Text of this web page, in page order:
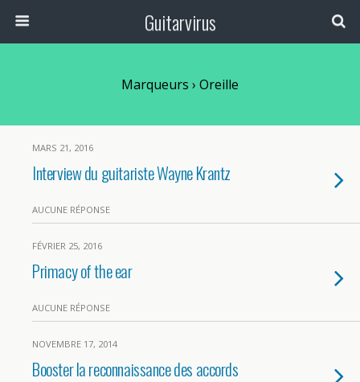
Guitarvirus
Marqueurs › Oreille
MARS 21, 2016
Interview du guitariste Wayne Krantz
AUCUNE RÉPONSE
FÉVRIER 25, 2016
Primacy of the ear
AUCUNE RÉPONSE
NOVEMBRE 17, 2014
Booster la reconnaissance des accords